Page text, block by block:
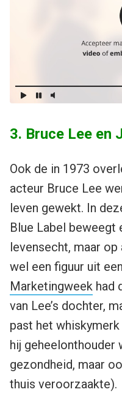
3. Bruce Lee en
Ook de in 1973
acteur Bruce Lee
leven gewekt. In
Blue Label beweegt
levensecht, maar
wel een figuur uit
Marketingweek had
van Lee’s dochter,
past het
hij geheelonthouder
gezondheid, maar
thuis veroorzaakte).